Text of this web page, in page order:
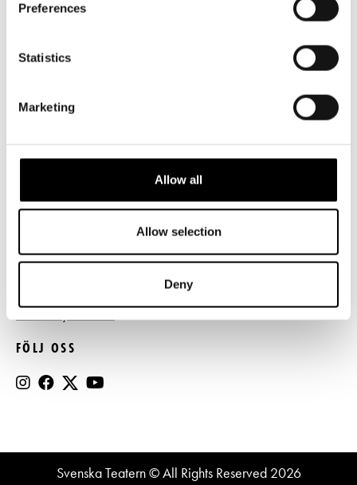
Preferences
Statistics
Marketing
Allow all
Allow selection
Deny
Svenska Teatern Live
LÄNKAR
Press
Register- och dataskyddsbeskrivning
FÖLJ OSS
Svenska Teatern © All Rights Reserved 2026